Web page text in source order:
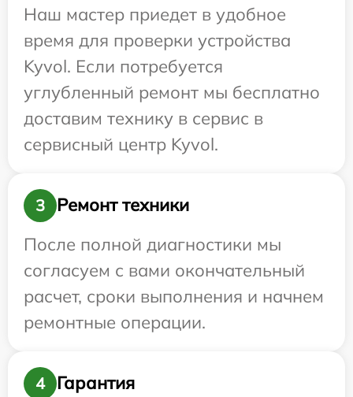
Наш мастер приедет в удобное
время для проверки устройства
Kyvol. Если потребуется
углубленный ремонт мы бесплатно
доставим технику в сервис в
сервисный центр Kyvol.
3
Ремонт техники
После полной диагностики мы
согласуем с вами окончательный
расчет, сроки выполнения и начнем
ремонтные операции.
4
Гарантия